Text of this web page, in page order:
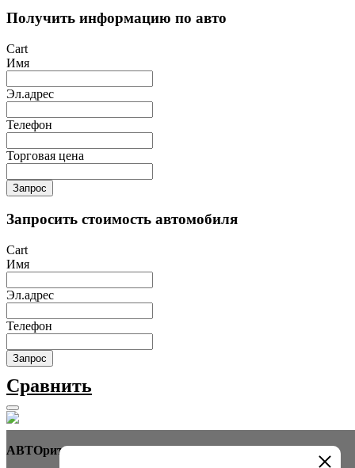
Получить информацию по авто
Cart
Имя
Эл.адрес
Телефон
Торговая цена
Запрос
Запросить стоимость автомобиля
Cart
Имя
Эл.адрес
Телефон
Запрос
Сравнить
АВТОритет Автосалон